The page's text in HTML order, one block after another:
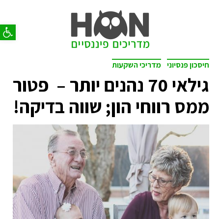
פתח
חיסכון פנסיוני מדריכי השקעות
גילאי 70 נהנים יותר – פטור
ממס רווחי הון; שווה בדיקה!